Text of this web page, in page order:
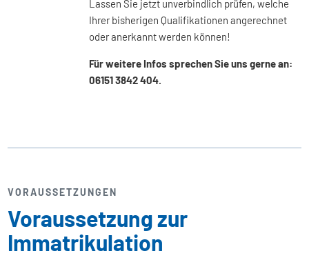
Lassen Sie jetzt unverbindlich prüfen, welche
Ihrer bisherigen Qualifikationen angerechnet
oder anerkannt werden können!
Für weitere Infos sprechen Sie uns gerne an:
06151 3842 404.
VORAUSSETZUNGEN
Voraussetzung zur
Immatrikulation